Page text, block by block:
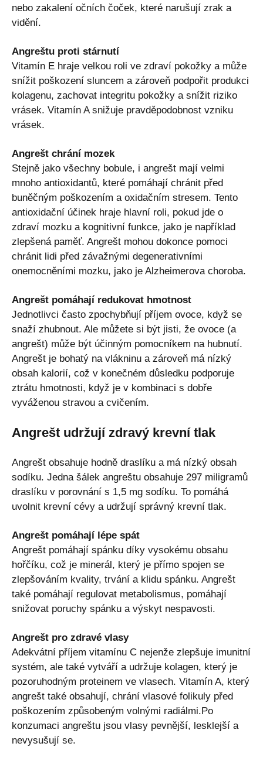
nebo zakalení očních čoček, které narušují zrak a
vidění.
Angreštu proti stárnutí
Vitamín E hraje velkou roli ve zdraví pokožky a může
snížit poškození sluncem a zároveň podpořit produkci
kolagenu, zachovat integritu pokožky a snížit riziko
vrásek. Vitamín A snižuje pravděpodobnost vzniku
vrásek.
Angrešt chrání mozek
Stejně jako všechny bobule, i angrešt mají velmi
mnoho antioxidantů, které pomáhají chránit před
buněčným poškozením a oxidačním stresem. Tento
antioxidační účinek hraje hlavní roli, pokud jde o
zdraví mozku a kognitivní funkce, jako je například
zlepšená paměť. Angrešt mohou dokonce pomoci
chránit lidi před závažnými degenerativními
onemocněními mozku, jako je Alzheimerova choroba.
Angrešt pomáhají redukovat hmotnost
Jednotlivci často zpochybňují příjem ovoce, když se
snaží zhubnout. Ale můžete si být jisti, že ovoce (a
angrešt) může být účinným pomocníkem na hubnutí.
Angrešt je bohatý na vlákninu a zároveň má nízký
obsah kalorií, což v konečném důsledku podporuje
ztrátu hmotnosti, když je v kombinaci s dobře
vyváženou stravou a cvičením.
Angrešt udržují zdravý krevní tlak
Angrešt obsahuje hodně draslíku a má nízký obsah
sodíku. Jedna šálek angreštu obsahuje 297 miligramů
draslíku v porovnání s 1,5 mg sodíku. To pomáhá
uvolnit krevní cévy a udržují správný krevní tlak.
Angrešt pomáhají lépe spát
Angrešt pomáhají spánku díky vysokému obsahu
hořčíku, což je minerál, který je přímo spojen se
zlepšováním kvality, trvání a klidu spánku. Angrešt
také pomáhají regulovat metabolismus, pomáhají
snižovat poruchy spánku a výskyt nespavosti.
Angrešt pro zdravé vlasy
Adekvátní příjem vitamínu C nejenže zlepšuje imunitní
systém, ale také vytváří a udržuje kolagen, který je
pozoruhodným proteinem ve vlasech. Vitamín A, který
angrešt také obsahují, chrání vlasové folikuly před
poškozením způsobeným volnými radiálmi.Po
konzumaci angreštu jsou vlasy pevnější, lesklejší a
nevysušují se.